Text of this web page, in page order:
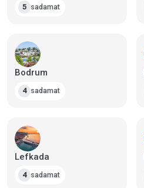
5 sadamat
Bodrum
4 sadamat
Lefkada
4 sadamat